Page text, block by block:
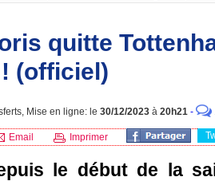
quitte
(officiel)
Mise en ligne: le 30/12/2023 à 20h21 -
Email Imprimer
le début de la